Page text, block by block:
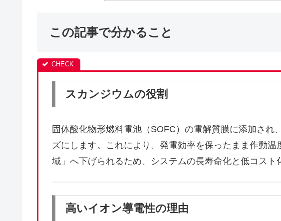
この記事で分かること
スカンジウムの役割
固体酸化物形燃料電池（SOFC）の電解質膜に添加され
ズにします。これにより、発電効率を保ったまま作動
域」へ下げられるため、システムの長寿命化と低コスト
高いイオン導電性の理由